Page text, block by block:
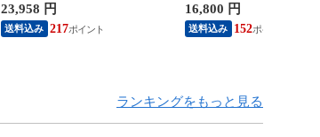
23,958 円
送料込み 217
証】 ダークブラウン
16,800 円
送料込み 152
ランキングをもっと見る